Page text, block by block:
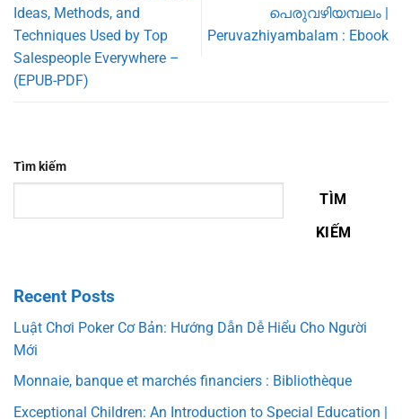
Ideas, Methods, and
Techniques Used by Top
Salespeople Everywhere –
(EPUB-PDF)
പെരുവഴിയമ്പലം |
Peruvazhiyambalam : Ebook
Tìm kiếm
TÌM
KIẾM
Recent Posts
Luật Chơi Poker Cơ Bản: Hướng Dẫn Dễ Hiểu Cho Người
Mới
Monnaie, banque et marchés financiers : Bibliothèque
Exceptional Children: An Introduction to Special Education |